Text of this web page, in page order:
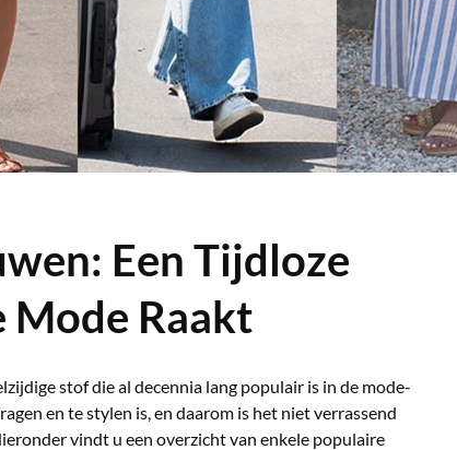
Een Tijdloze
Mode Raakt
stof die al decennia lang populair is in de mode-
en te stylen is, en daarom is het niet verrassend
vindt u een overzicht van enkele populaire